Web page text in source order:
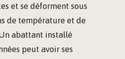
et se déforment sous
de température et de
abattant installé
peut avoir ses